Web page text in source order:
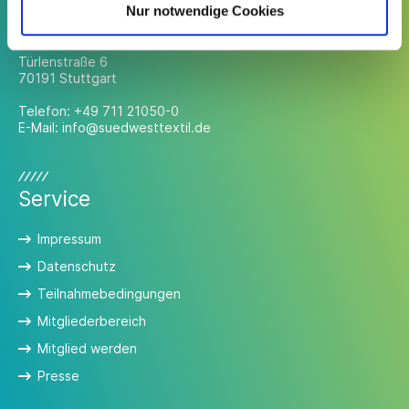
Nur notwendige Cookies
Türlenstraße 6
70191 Stuttgart
Telefon: +49 711 21050-0
E-Mail: info@suedwesttextil.de
Service
Impressum
Datenschutz
Teilnahmebedingungen
Mitgliederbereich
Mitglied werden
Presse